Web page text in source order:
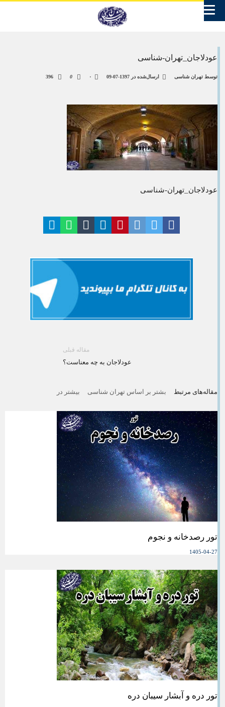
عودلاجان_تهران-شناسی
توسط تهران شناسی ارسال‌شده در 1397-07-09 ۰ 0
عودلاجان_تهران-شناسی
مقاله قبلی
عودلاجان به چه معناست؟
مقاله‌های مرتبط بشتر بر اساس تهران شناسی بیشتر در
تور رصدخانه و نجوم
1405-04-27
تور دره و آبشار سیبان دره